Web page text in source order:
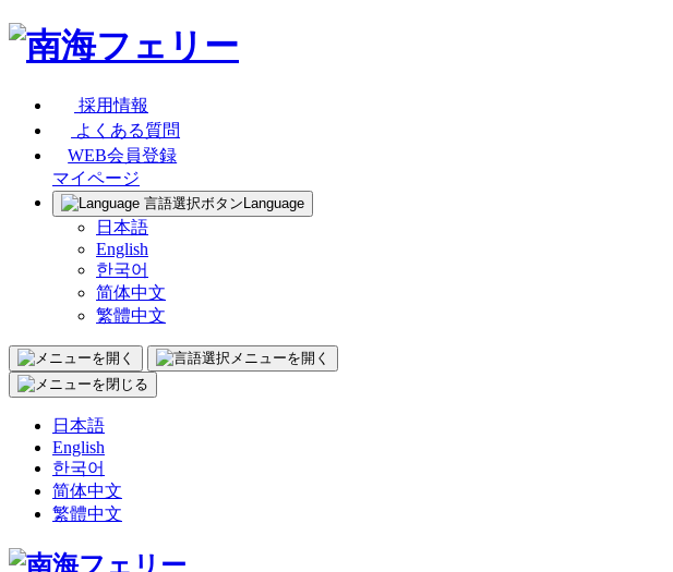
採用情報
よくある質問
WEB会員登録
マイページ
Language
日本語
English
한국어
简体中文
繁體中文
日本語
English
한국어
简体中文
繁體中文